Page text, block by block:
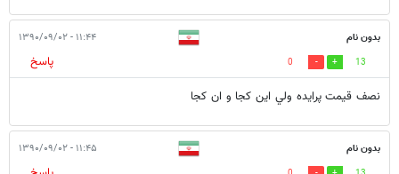
بدون نام ۱۱:۴۴ - ۱۳۹۰/۰۹/۰۲
13
0
پاسخ
نصف قيمت پرايده ولي اين كجا و ان كجا
بدون نام ۱۱:۴۵ - ۱۳۹۰/۰۹/۰۲